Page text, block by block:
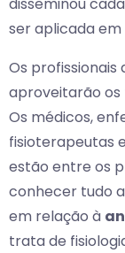
ser aplicada
Os profissionais
aproveitarão os
Os médicos,
fisioterapeutas
estão entre os
conhecer tudo
em relação à
trata de